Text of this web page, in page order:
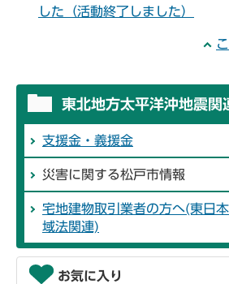
した（活動終了しました）
東北地方太平洋沖地震関
支援金・義援金
災害に関する松戸市情報
宅地建物取引業者の方へ(東日
域法関連)
お気に入り